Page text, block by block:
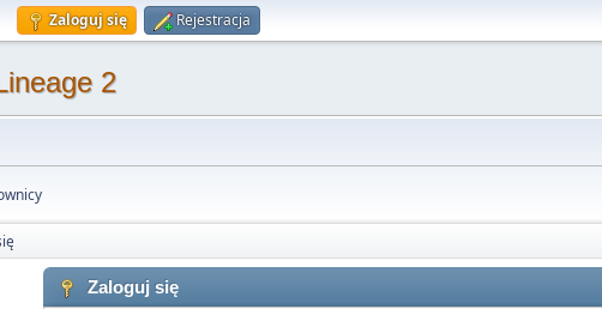
Zaloguj się Rejestracja
2
Zaloguj się